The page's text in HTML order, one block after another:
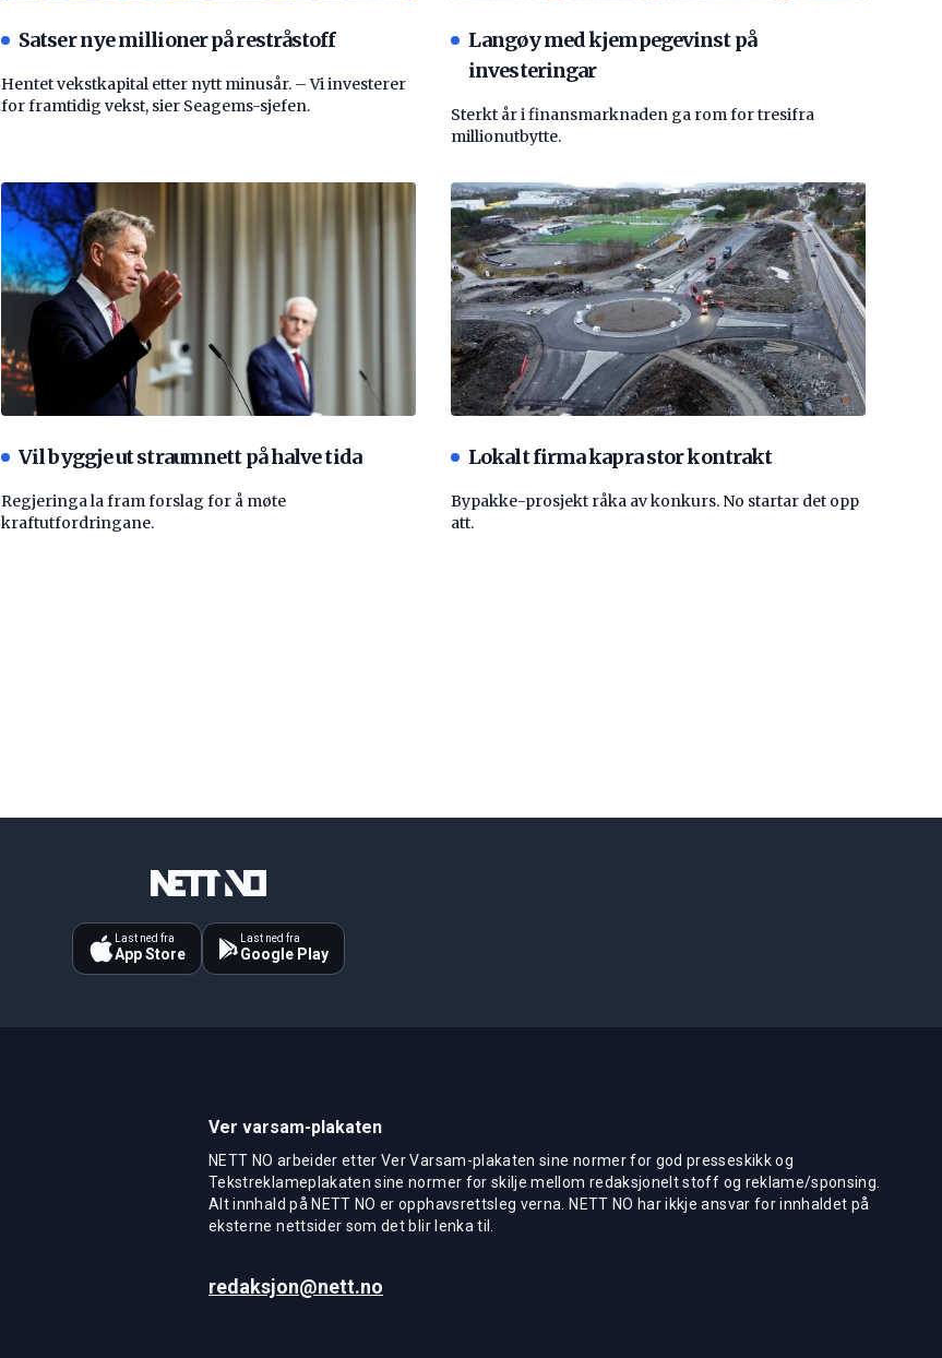
Satser nye millioner på restråstoff
Hentet vekstkapital etter nytt minusår. – Vi investerer
for framtidig vekst, sier Seagems-sjefen.
Langøy med kjempegevinst på
investeringar
Sterkt år i finansmarknaden ga rom for tresifra
millionutbytte.
Vil byggje ut straumnett på halve tida
Regjeringa la fram forslag for å møte
kraftutfordringane.
Lokalt firma kapra stor kontrakt
Bypakke-prosjekt råka av konkurs. No startar det opp
att.
Last ned fra
App Store
Last ned fra
Google Play
Ver varsam-plakaten
NETT NO arbeider etter Ver Varsam-plakaten sine normer for god presseskikk og
Tekstreklameplakaten sine normer for skilje mellom redaksjonelt stoff og reklame/sponsing.
Alt innhald på NETT NO er opphavsrettsleg verna. NETT NO har ikkje ansvar for innhaldet på
eksterne nettsider som det blir lenka til.
redaksjon@nett.no